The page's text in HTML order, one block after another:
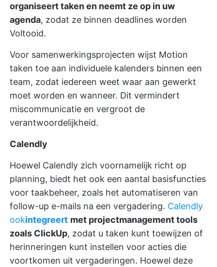
organiseert taken en neemt ze op in uw
agenda, zodat ze binnen deadlines worden
Voltooid.
Voor samenwerkingsprojecten wijst Motion
taken toe aan individuele kalenders binnen een
team, zodat iedereen weet waar aan gewerkt
moet worden en wanneer. Dit vermindert
miscommunicatie en vergroot de
verantwoordelijkheid.
Calendly
Hoewel Calendly zich voornamelijk richt op
planning, biedt het ook een aantal basisfuncties
voor taakbeheer, zoals het automatiseren van
follow-up e-mails na een vergadering. Calendly
ookintegreert met projectmanagement tools
zoals ClickUp, zodat u taken kunt toewijzen of
herinneringen kunt instellen voor acties die
voortkomen uit vergaderingen. Hoewel deze